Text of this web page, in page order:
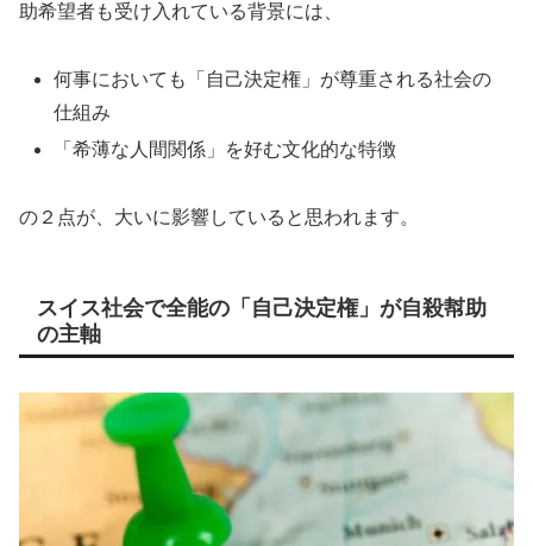
助希望者も受け入れている背景には、
何事においても「自己決定権」が尊重される社会の
仕組み
「希薄な人間関係」を好む文化的な特徴
の２点が、大いに影響していると思われます。
スイス社会で全能の「自己決定権」が自殺幇助
の主軸